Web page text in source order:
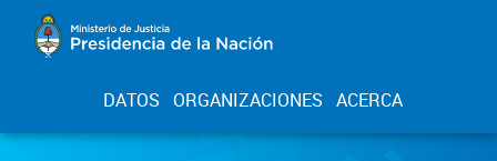
DATOS ORGANIZACIONES ACERCA